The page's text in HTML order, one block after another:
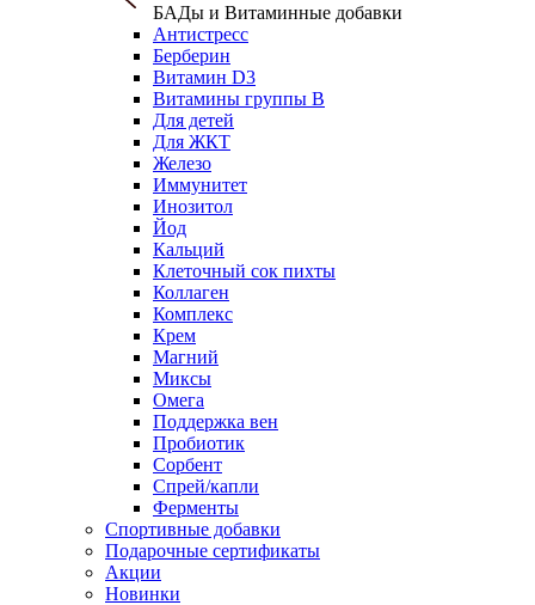
БАДы и Витаминные добавки
Антистресс
Берберин
Витамин D3
Витамины группы B
Для детей
Для ЖКТ
Железо
Иммунитет
Инозитол
Йод
Кальций
Клеточный сок пихты
Коллаген
Комплекс
Крем
Магний
Миксы
Омега
Поддержка вен
Пробиотик
Сорбент
Спрей/капли
Ферменты
Спортивные добавки
Подарочные сертификаты
Акции
Новинки